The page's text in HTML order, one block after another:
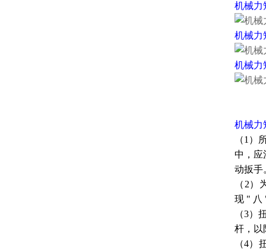
机械力
机械力
机械力
机械力
（1）
中，应
动扳手
（2
现 " 八
（3）
杆，以
（4）